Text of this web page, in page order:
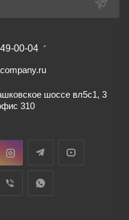
00-04
шоссе вл5с1, 3
310